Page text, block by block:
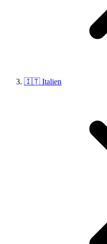
🇮🇹 Italien